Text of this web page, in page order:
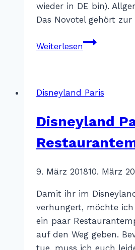
wieder in DE bin).
Das Novotel gehört
WeiterlesenNovotel
Roissy
Disneyland Paris
Disneyland
VonKatharina
9. März 201810. März
Damit ihr im
verhungert, möchte
ein paar
auf den Weg geben.